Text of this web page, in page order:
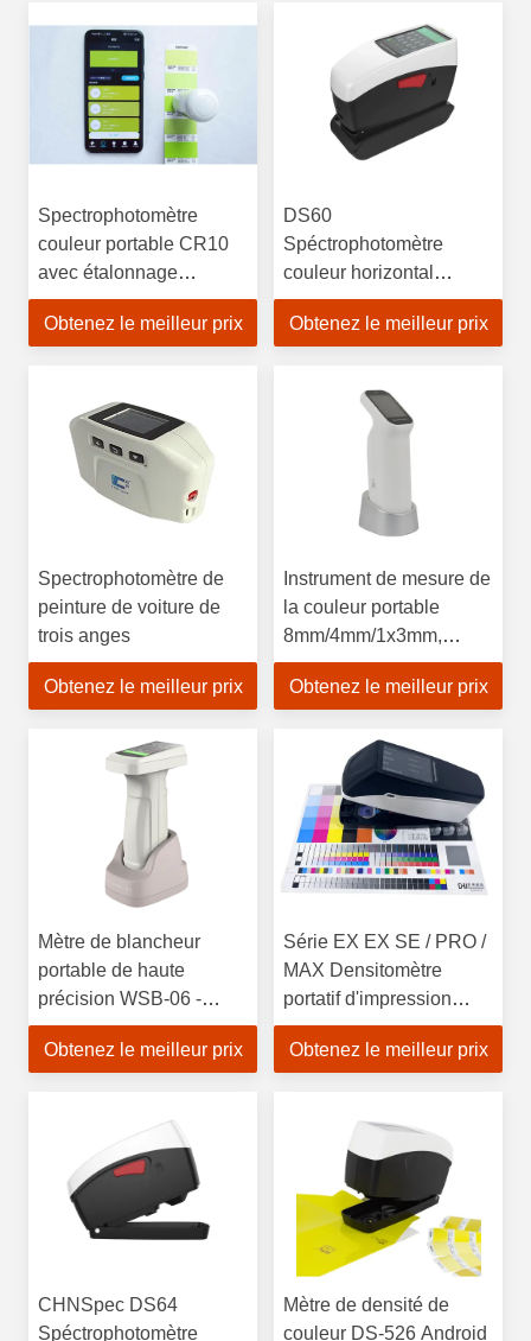
Spectrophotomètre
couleur portable CR10
avec étalonnage
automatique
Obtenez le meilleur prix
DS60
Spéctrophotomètre
couleur horizontal
portable léger
Obtenez le meilleur prix
Spectrophotomètre de
peinture de voiture de
trois anges
Obtenez le meilleur prix
Instrument de mesure de
la couleur portable
8mm/4mm/1x3mm,
spectrophotomètre à
sphère
Obtenez le meilleur prix
Mètre de blancheur
portable de haute
précision WSB-06 -
Instrument de mesure de
la blancheur
Obtenez le meilleur prix
Série EX EX SE / PRO /
MAX Densitomètre
portatif d'impression
pour l'impression offset
Obtenez le meilleur prix
CHNSpec DS64
Spéctrophotomètre
Mètre de densité de
couleur DS-526 Android